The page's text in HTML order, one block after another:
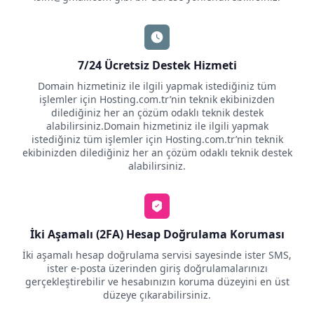
7/24 Ücretsiz Destek Hizmeti
Domain hizmetiniz ile ilgili yapmak istediğiniz tüm
işlemler için Hosting.com.tr’nin teknik ekibinizden
dilediğiniz her an çözüm odaklı teknik destek
alabilirsiniz.Domain hizmetiniz ile ilgili yapmak
istediğiniz tüm işlemler için Hosting.com.tr’nin teknik
ekibinizden dilediğiniz her an çözüm odaklı teknik destek
alabilirsiniz.
İki Aşamalı (2FA) Hesap Doğrulama Koruması
İki aşamalı hesap doğrulama servisi sayesinde ister SMS,
ister e-posta üzerinden giriş doğrulamalarınızı
gerçekleştirebilir ve hesabınızın koruma düzeyini en üst
düzeye çıkarabilirsiniz.